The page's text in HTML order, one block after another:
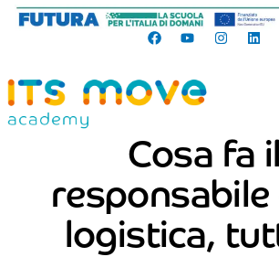
Cosa fa il
responsabile
logistica,